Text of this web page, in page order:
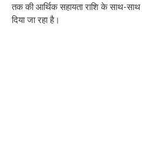
तक की आर्थिक सहायता राशि के साथ-
दिया जा रहा है।